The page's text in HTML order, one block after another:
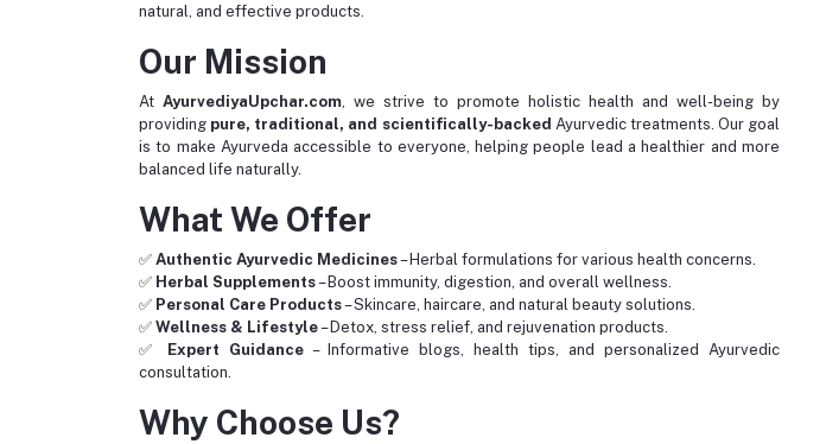
natural, and effective products.
Our Mission
At AyurvediyaUpchar.com , we strive to promote holistic health and well-being by
providing pure, traditional, and scientifically-backed Ayurvedic treatments. Our goal
is to make Ayurveda accessible to everyone, helping people lead a healthier and more
balanced life naturally.
What We Offer
✅ Authentic Ayurvedic Medicines– Herbal formulations for various health concerns.
✅ Herbal Supplements– Boost immunity, digestion, and overall wellness.
✅ Personal Care Products– Skincare, haircare, and natural beauty solutions.
✅ Wellness & Lifestyle– Detox, stress relief, and rejuvenation products.
✅
Expert Guidance – Informative blogs, health tips, and personalized Ayurvedic
consultation.
Why Choose Us?